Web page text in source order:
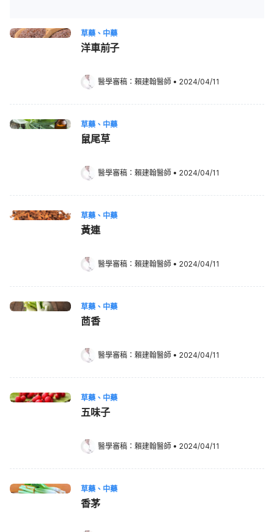
草藥、中藥
洋車前子
醫學審稿： 賴建翰醫師 • 2024/04/11
草藥、中藥
鼠尾草
醫學審稿： 賴建翰醫師 • 2024/04/11
草藥、中藥
黃連
醫學審稿： 賴建翰醫師 • 2024/04/11
草藥、中藥
茴香
醫學審稿： 賴建翰醫師 • 2024/04/11
草藥、中藥
五味子
醫學審稿： 賴建翰醫師 • 2024/04/11
草藥、中藥
香茅